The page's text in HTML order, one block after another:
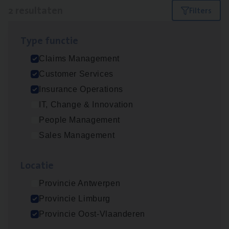
Filters
Claims Management
Customer Services
Insurance Operations
IT, Change & Innovation
People Management
Sales Management
Provincie Antwerpen
Provincie Limburg
Provincie Oost-Vlaanderen
Dos­sier­be­heer­der Pro­per­ty verzekeringen
Insurance Operations
Antwerpen en Hasselt
Scha­de­be­heer­der verzekeringen
Lees onze verhalen